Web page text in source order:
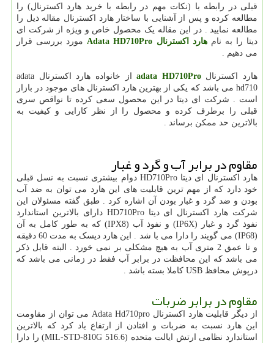
قبلی در رابطه با (نکات مهم در رابطه با خرید هارد اکسترنال) را
مطالعه کرده و پس از آشنایی با ساختار هارد اکسترنال مقاله ذیل را
مطالعه نمایید . در این مقاله یک محصول خاص و ویژه از شرکت ای
دیتا را به نامهارد اکسترنال Adata HD710Pro
مورد بررسی قرار
می دهیم .
هارد اکسترنالadata HD710Pro
از خانواده هارد اکسترنال adata
hd710 می باشد که یکی از بهترین هارد اکسترنال های موجود در بازار
است . شرکت ای دیتا در این محصول سعی کرده تا نواقص سری
قبلی را برطرف کرده و محصول را از نظر کارایی و کیفیت به
بالاترین حد ممکن برساند .
مقاوم در برابر آب و گرد و غبار
هارد اکسترنال ای دیتا HD710Pro دوام بیشتری نسبت به نسل قبلی
خود دارد که از مهم ترین قابلیت های این هارد می توان به ضد آب
بودن و ضد گرد و غبار بودن آن اشاره کرد . طبق گفته مسئولان این
شرکت هارد اکسترنال ای دیتا HD710Pro دارای بالاترین استاندارد
نفوذ گرد و غبار (IP6X) و نفوذ آب (IPX8) که به طور کامل به آن
(IP68) می گویند را دارا می با شد . این هارد دیسک به مدت 60 دقیقه
و تا عمق 2 متری آب به هیچ مشکلی بر نمی خورد . البته قابل ذکر
می باشد که این محافظت در برابر آب فقط در زمانی می باشد که
درپوش محافظ USB کاملا بسته باشد .
مقاوم در برابر ضربات
از دیگر قابلیت هارد اکسترنال Adata Hd710pro می توان از مقاومت
این هارد نسبت به ضربات و افتادن از ارتفاع یاد کرد که بالاترین
استاندارد نظامی ارتش ایالت متحده (MIL-STD-810G 516.6) را دارا